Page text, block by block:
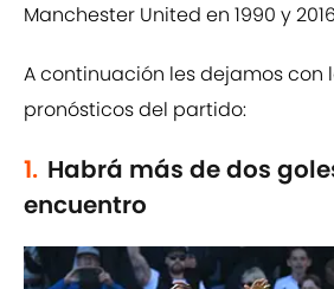
Manchester United en 1990 y
A continuación les dejamos con
pronósticos del partido:
1. Habrá más de dos
encuentro